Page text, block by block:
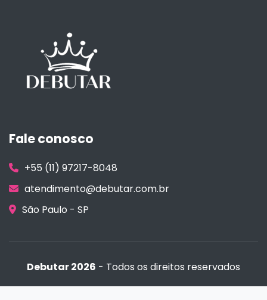
Fale conosco
+55 (11) 97217-8048
atendimento@debutar.com.br
São Paulo - SP
Debutar 2026 - Todos os direitos reservados